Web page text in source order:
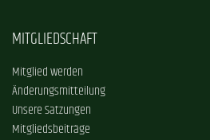
MITGLIEDSCHAFT
Mitglied werden
Änderungsmitteilung
Unsere Satzungen
Mitgliedsbeiträge